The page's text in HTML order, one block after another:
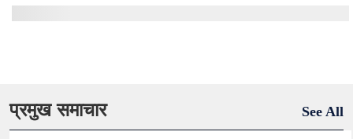
प्रमुख समाचार See All